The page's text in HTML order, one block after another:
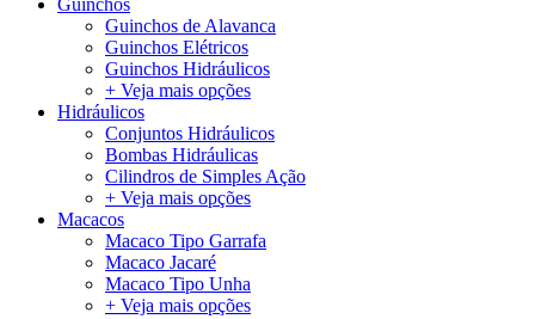
Guinchos
Guinchos de Alavanca
Guinchos Elétricos
Guinchos Hidráulicos
+ Veja mais opções
Hidráulicos
Conjuntos Hidráulicos
Bombas Hidráulicas
Cilindros de Simples Ação
+ Veja mais opções
Macacos
Macaco Tipo Garrafa
Macaco Jacaré
Macaco Tipo Unha
+ Veja mais opções